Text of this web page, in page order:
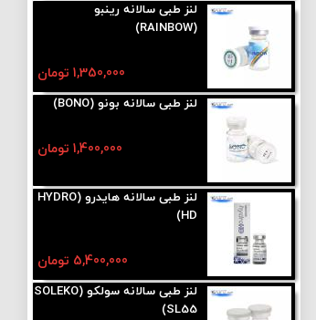
لنز طبی سالانه رینبو
(RAINBOW)
1,350,000 تومان
لنز طبی سالانه بونو (BONO)
1,400,000 تومان
لنز طبی سالانه هایدرو (HYDRO
HD)
5,400,000 تومان
لنز طبی سالانه سولکو (SOLEKO
SL55)